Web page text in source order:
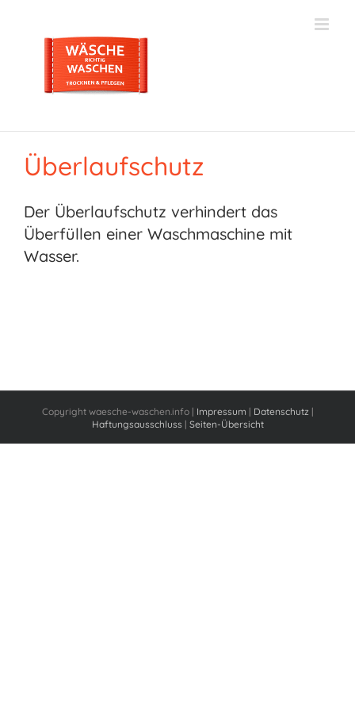
springen
Überlaufschutz
Der Überlaufschutz verhindert das
Überfüllen einer Waschmaschine mit
Wasser.
Copyright waesche-waschen.info | Impressum | Datenschutz |
Haftungsausschluss | Seiten-Übersicht